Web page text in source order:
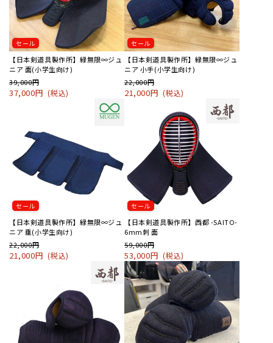
セール
【日本剣道具製作所】緑無限∞ジュ
ニア 面(小学生向け)
39,000円
37,000円(税込)
セール
【日本剣道具製作所】緑無限∞ジュ
ニア 小手(小学生向け)
22,000円
21,000円(税込)
セール
【日本剣道具製作所】緑無限∞ジュ
ニア 垂(小学生向け)
22,000円
21,000円(税込)
セール
【日本剣道具製作所】西都 -SAITO-
6mm刺 面
59,000円
53,000円(税込)